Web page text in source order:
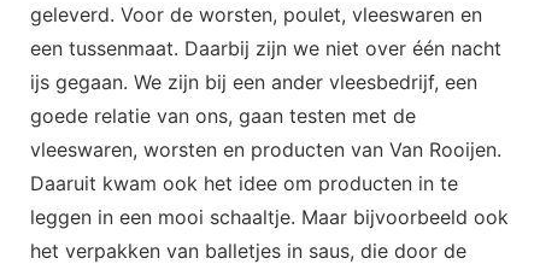
geleverd. Voor de worsten, poulet, vleeswaren en
een tussenmaat. Daarbij zijn we niet over één nacht
ijs gegaan. We zijn bij een ander vleesbedrijf, een
goede relatie van ons, gaan testen met de
vleeswaren, worsten en producten van Van Rooijen.
Daaruit kwam ook het idee om producten in te
leggen in een mooi schaaltje. Maar bijvoorbeeld ook
het verpakken van balletjes in saus, die door de